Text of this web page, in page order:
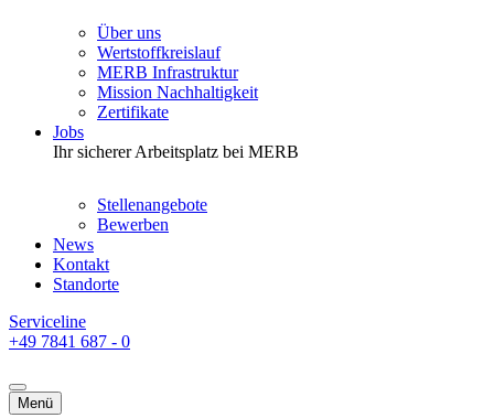
Über uns
Wertstoffkreislauf
MERB Infrastruktur
Mission Nachhaltigkeit
Zertifikate
Jobs
Ihr sicherer Arbeitsplatz bei MERB
Stellenangebote
Bewerben
News
Kontakt
Standorte
Serviceline
+49 7841 687 - 0
Menü